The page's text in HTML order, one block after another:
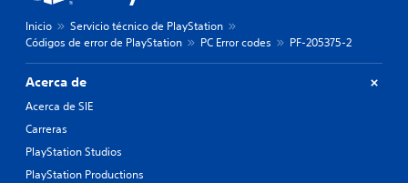
Inicio
Servicio técnico de PlayStation
Códigos de error de PlayStation
PC Error codes PF-205375-2
Acerca de
Acerca de SIE
Carreras
PlayStation Studios
PlayStation Productions